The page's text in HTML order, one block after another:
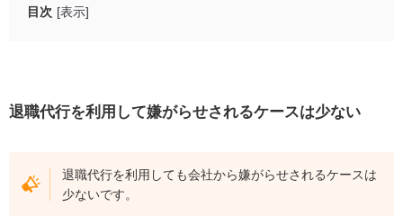
目次 [表示]
退職前の嫌がらせのケース
退職代行を利用して嫌がらせを受けた際の対処法
退職代行を利用して嫌がらせされるケースは少ない
退職代行を利用しても会社から嫌がらせされるケースは
少ないです。